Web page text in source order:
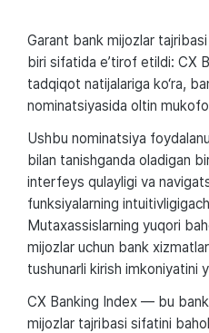
Garant bank mijozlar
biri sifatida e’tirof etildi: CX
tadqiqot natijalariga ko‘ra,
nominatsiyasida oltin
Ushbu nominatsiya
bilan tanishganda oladigan
interfeys qulayligi va
funksiyalarning
Mutaxassislarning yuqori
mijozlar uchun bank
tushunarli kirish imkoniyatini
CX Banking Index — bu
mijozlar tajribasi sifatini